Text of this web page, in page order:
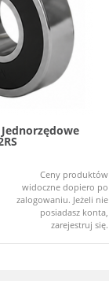
Ceny produktów
widoczne dopiero po
zalogowaniu. Jeżeli nie
posiadasz konta,
zarejestruj się.